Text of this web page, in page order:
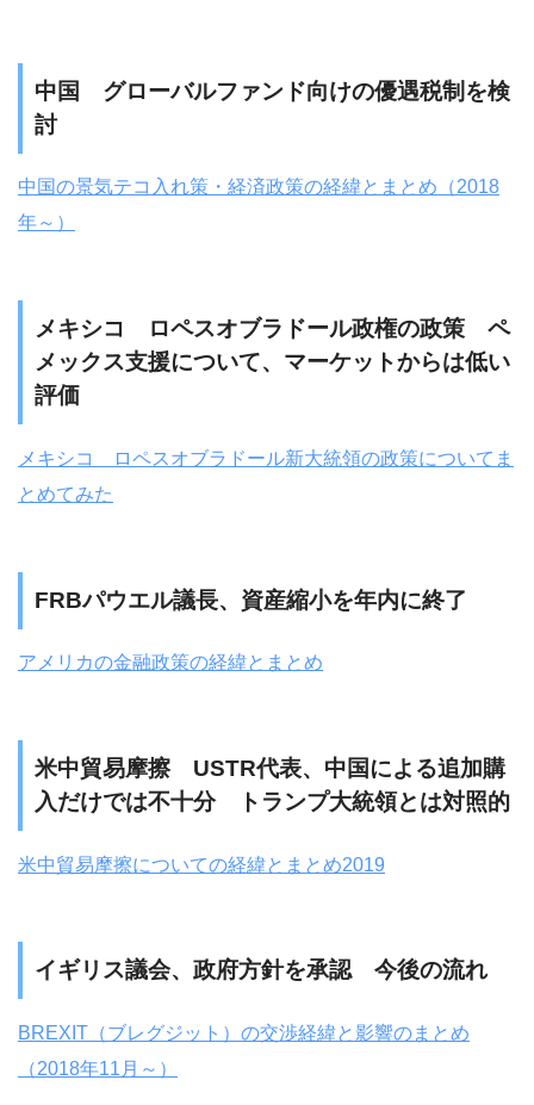
中国 グローバルファンド向けの優遇税制を検
討
中国の景気テコ入れ策・経済政策の経緯とまとめ（2018
年～）
メキシコ ロペスオブラドール政権の政策 ペ
メックス支援について、マーケットからは低い
評価
メキシコ ロペスオブラドール新大統領の政策についてま
とめてみた
FRBパウエル議長、資産縮小を年内に終了
アメリカの金融政策の経緯とまとめ
米中貿易摩擦 USTR代表、中国による追加購
入だけでは不十分 トランプ大統領とは対照的
米中貿易摩擦についての経緯とまとめ2019
イギリス議会、政府方針を承認 今後の流れ
BREXIT（ブレグジット）の交渉経緯と影響のまとめ
（2018年11月～）